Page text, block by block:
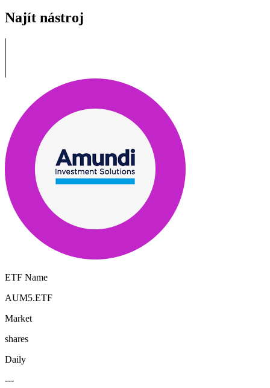
Najít nástroj
ETF Name
AUM5.ETF
Market
shares
Daily
---